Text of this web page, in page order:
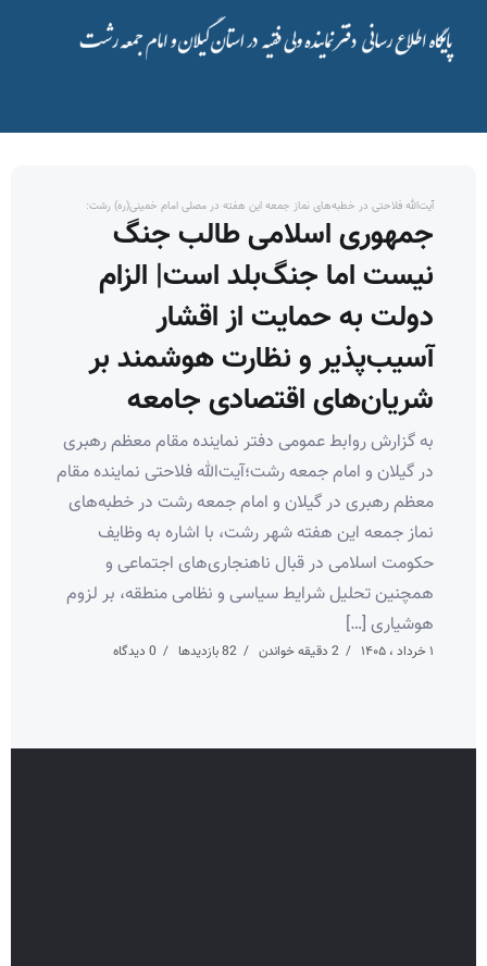
آیت‌الله فلاحتی در خطبه‌های نماز جمعه این هفته در مصلی امام خمینی(ره) رشت:
جمهوری اسلامی طالب جنگ
نیست اما جنگ‌بلد است| الزام
دولت به حمایت از اقشار
آسیب‌پذیر و نظارت هوشمند بر
شریان‌های اقتصادی جامعه
به گزارش روابط عمومی دفتر نماینده مقام معظم رهبری
در گیلان و امام جمعه رشت؛آیت‌الله فلاحتی نماینده مقام
معظم رهبری در گیلان و امام جمعه رشت در خطبه‌های
نماز جمعه این هفته شهر رشت، با اشاره به وظایف
حکومت اسلامی در قبال ناهنجاری‌های اجتماعی و
همچنین تحلیل شرایط سیاسی و نظامی منطقه، بر لزوم
هوشیاری […]
۱ خرداد ، ۱۴۰۵ 2 دقیقه خواندن 82 بازدیدها 0 دیدگاه